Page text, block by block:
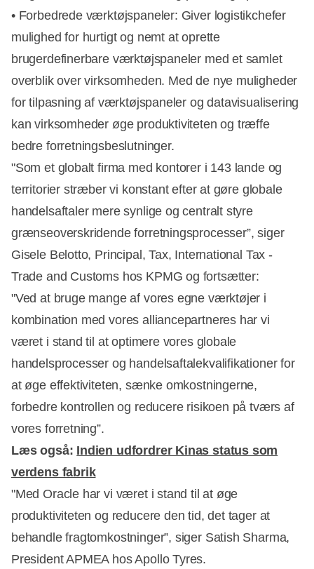
• Forbedrede værktøjspaneler: Giver logistikchefer
mulighed for hurtigt og nemt at oprette
brugerdefinerbare værktøjspaneler med et samlet
overblik over virksomheden. Med de nye muligheder
for tilpasning af værktøjspaneler og datavisualisering
kan virksomheder øge produktiviteten og træffe
bedre forretningsbeslutninger.
"Som et globalt firma med kontorer i 143 lande og
territorier stræber vi konstant efter at gøre globale
handelsaftaler mere synlige og centralt styre
grænseoverskridende forretningsprocesser”, siger
Gisele Belotto, Principal, Tax, International Tax -
Trade and Customs hos KPMG og fortsætter:
"Ved at bruge mange af vores egne værktøjer i
kombination med vores alliancepartneres har vi
været i stand til at optimere vores globale
handelsprocesser og handelsaftalekvalifikationer for
at øge effektiviteten, sænke omkostningerne,
forbedre kontrollen og reducere risikoen på tværs af
vores forretning”.
Læs også: Indien udfordrer Kinas status som
verdens fabrik
"Med Oracle har vi været i stand til at øge
produktiviteten og reducere den tid, det tager at
behandle fragtomkostninger”, siger Satish Sharma,
President APMEA hos Apollo Tyres.